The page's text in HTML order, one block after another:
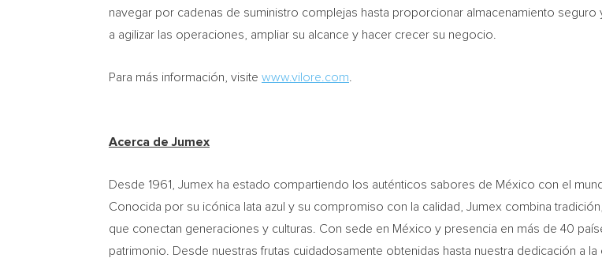
navegar por cadenas de suministro complejas hasta proporcionar almacenamiento
a agilizar las operaciones, ampliar su alcance y hacer crecer su negocio.
Para más información, visite www.vilore.com
Acerca de Jumex
Desde 1961, Jumex ha estado compartiendo los auténticos sabores de México con el
Conocida por su icónica lata azul y su compromiso con la calidad, Jumex combina
que conectan generaciones y culturas. Con sede en México y presencia en más de 40
patrimonio. Desde nuestras frutas cuidadosamente obtenidas hasta nuestra dedicación a